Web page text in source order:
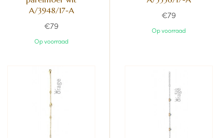
A/3948/17-A
€79
Op voorraad
€79
Op voorraad